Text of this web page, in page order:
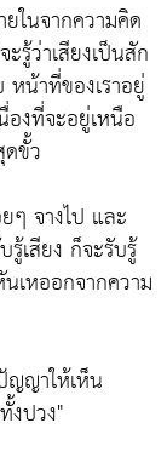
ในจากความคิด
รู้ว่าเสียงเป็นสัก
หน้าที่ของเราอยู่
องที่จะอยู่เหนือ
ขั้ว
ๆ จางไป และ
เสียง ก็จะรับรู้
เหออกจากความ
ญญาให้เห็น
ปวง"